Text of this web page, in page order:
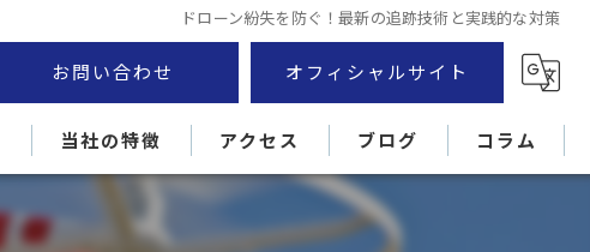
ドローン紛失を防ぐ！最新の追跡技術と実践的な対策
お問い合わせ オフィシャルサイト
当社の特徴
厚木市のドローン
アクセス ブログ コラム